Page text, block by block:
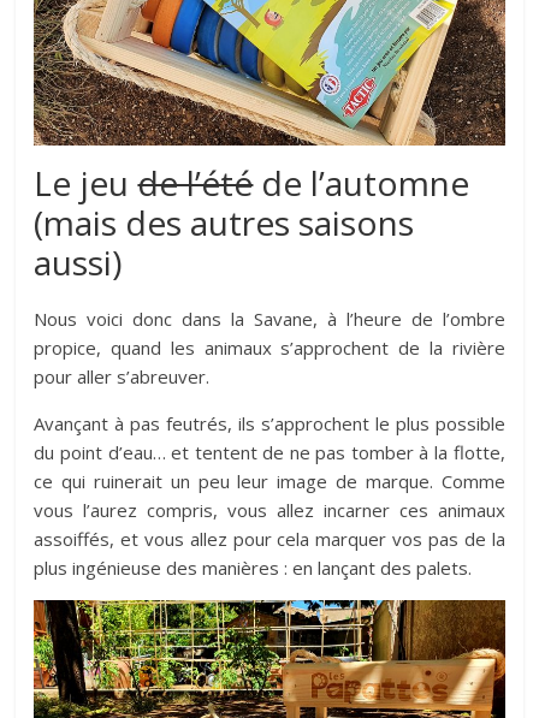
Le jeude l’étéde l’automne
(mais des autres saisons
aussi)
Nous voici donc dans la Savane, à l’heure de l’ombre
propice, quand les animaux s’approchent de la rivière
pour aller s’abreuver.
Avançant à pas feutrés, ils s’approchent le plus possible
du point d’eau… et tentent de ne pas tomber à la flotte,
ce qui ruinerait un peu leur image de marque. Comme
vous l’aurez compris, vous allez incarner ces animaux
assoiffés, et vous allez pour cela marquer vos pas de la
plus ingénieuse des manières : en lançant des palets.